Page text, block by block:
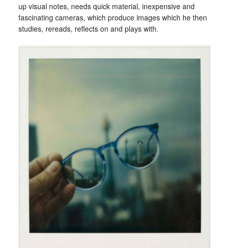
up visual notes, needs quick material, inexpensive and
fascinating cameras, which produce images which he then
studies, rereads, reflects on and plays with.